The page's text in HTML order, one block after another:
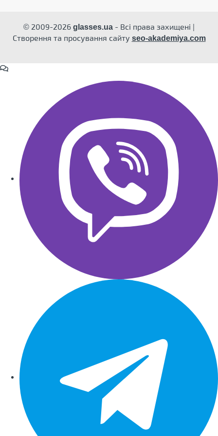
© 2009-2026 glasses.ua - Всі права захищені |
Створення та просування сайту seo-akademiya.com